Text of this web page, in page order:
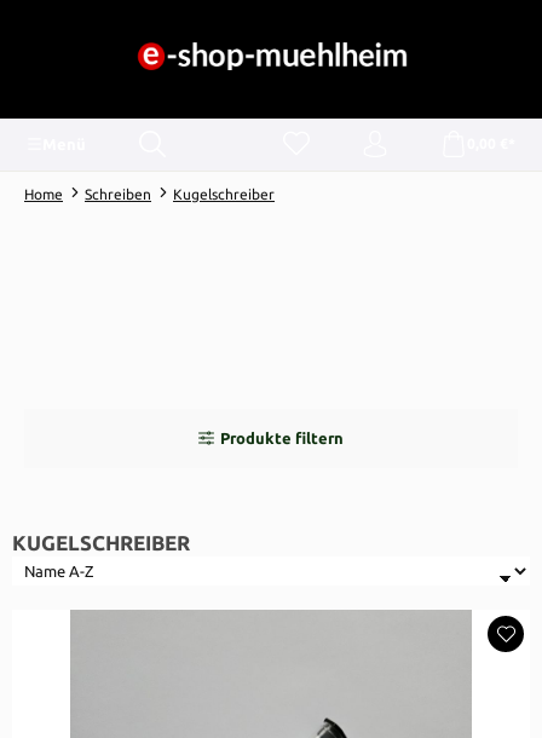
Home Schreiben Kugelschreiber
Produkte filtern
KUGELSCHREIBER